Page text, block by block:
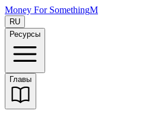
Money For SomethingM
RU
Ресурсы
Главы